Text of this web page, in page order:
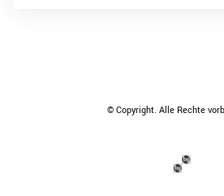
© Copyright. Alle Rechte